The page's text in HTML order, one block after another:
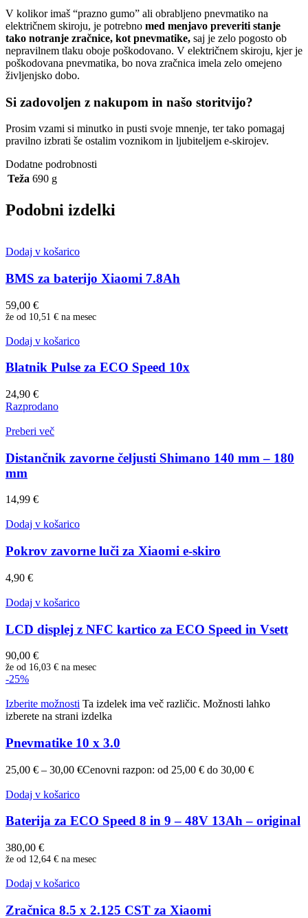
V kolikor imaš “prazno gumo” ali obrabljeno pnevmatiko na
električnem skiroju, je potrebno med menjavo preveriti stanje
tako notranje zračnice, kot pnevmatike, saj je zelo pogosto ob
nepravilnem tlaku oboje poškodovano. V električnem skiroju, kjer je
poškodovana pnevmatika, bo nova zračnica imela zelo omejeno
življenjsko dobo.
Si zadovoljen z nakupom in našo storitvijo?
Prosim vzami si minutko in pusti svoje mnenje, ter tako pomagaj
pravilno izbrati še ostalim voznikom in ljubiteljem e-skirojev.
Dodatne podrobnosti
Teža 690 g
Podobni izdelki
Dodaj v košarico
BMS za baterijo Xiaomi 7.8Ah
59,00 €
že od 10,51 € na mesec
Dodaj v košarico
Blatnik Pulse za ECO Speed 10x
24,90 €
Razprodano
Preberi več
Distančnik zavorne čeljusti Shimano 140 mm – 180
mm
14,99 €
Dodaj v košarico
Pokrov zavorne luči za Xiaomi e-skiro
4,90 €
Dodaj v košarico
LCD displej z NFC kartico za ECO Speed in Vsett
90,00 €
že od 16,03 € na mesec
-25%
Izberite možnosti Ta izdelek ima več različic. Možnosti lahko
izberete na strani izdelka
Pnevmatike 10 x 3.0
25,00 € – 30,00 €Cenovni razpon: od 25,00 € do 30,00 €
Dodaj v košarico
Baterija za ECO Speed 8 in 9 – 48V 13Ah – original
380,00 €
že od 12,64 € na mesec
Dodaj v košarico
Zračnica 8.5 x 2.125 CST za Xiaomi